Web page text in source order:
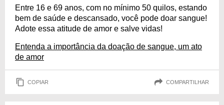
Entre 16 e 69 anos, com no mínimo 50 quilos, estando
bem de saúde e descansado, você pode doar sangue!
Adote essa atitude de amor e salve vidas!
Entenda a importância da doação de sangue, um ato
de amor
COPIAR COMPARTILHAR